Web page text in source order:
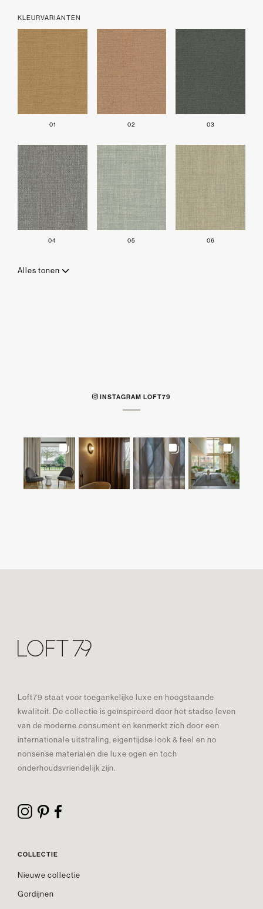
KLEURVARIANTEN
01 02 03
04 05 06
Alles tonen
INSTAGRAM LOFT79
Loft79 staat voor toegankelijke luxe en hoogstaande
kwaliteit. De collectie is geïnspireerd door het stadse leven
van de moderne consument en kenmerkt zich door een
internationale uitstraling, eigentijdse look & feel en no
nonsense materialen die luxe ogen en toch
onderhoudsvriendelijk zijn.
COLLECTIE
Nieuwe collectie
Gordijnen